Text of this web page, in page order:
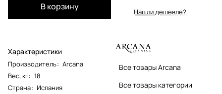
В корзину
Характеристики
Производитель: Arcana
Вес, кг: 18
Страна: Испания
Нашли дешевле?
Все товары Arcana
Все товары категории